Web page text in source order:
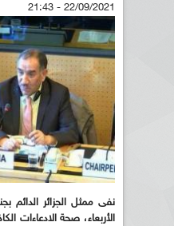
22/09/2021 - 21:43
نفى ممثل الجزائر الدائم
الأربعاء، صحة الادعاءات